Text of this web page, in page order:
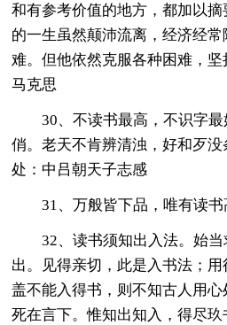
和有参考价值的地方，都加以
的一生虽然颠沛流离，经济经
难。但他依然克服各种困难，坚
马克思
30、不读书最高，不识字
俏。老天不肯辨清浊，好和歹
处：中吕朝天子志感
31、万般皆下品，唯有读书
32、读书须知出入法。始
出。见得亲切，此是入书法；用
盖不能入得书，则不知古人用心
死在言下。惟知出知入，得尽